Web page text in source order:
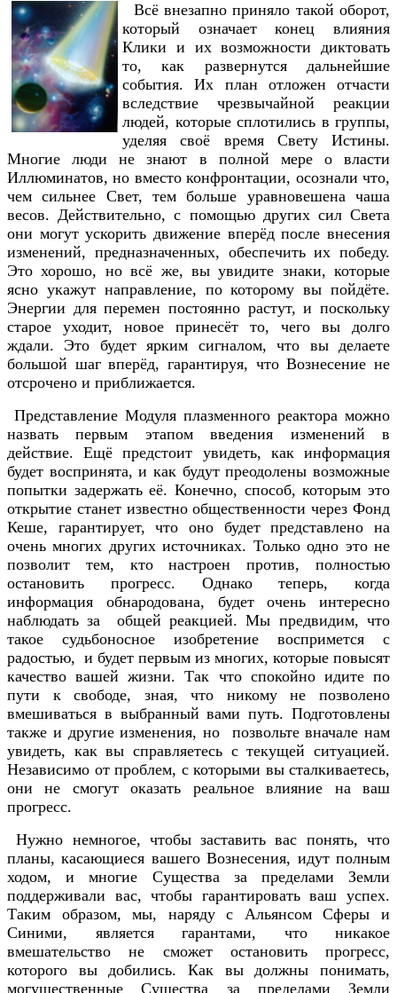
Всё внезапно приняло такой оборот,
который означает конец влияния
Клики и их возможности диктовать
то, как развернутся дальнейшие
события. Их план отложен отчасти
вследствие чрезвычайной реакции
людей, которые сплотились в группы,
уделяя своё время Свету Истины.
Многие люди не знают в полной мере о власти
Иллюминатов, но вместо конфронтации, осознали что,
чем сильнее Свет, тем больше уравновешена чаша
весов. Действительно, с помощью других сил Света
они могут ускорить движение вперёд после внесения
изменений, предназначенных, обеспечить их победу.
Это хорошо, но всё же, вы увидите знаки, которые
ясно укажут направление, по которому вы пойдёте.
Энергии для перемен постоянно растут, и поскольку
старое уходит, новое принесёт то, чего вы долго
ждали. Это будет ярким сигналом, что вы делаете
большой шаг вперёд, гарантируя, что Вознесение не
отсрочено и приближается.
Представление Модуля плазменного реактора можно
назвать первым этапом введения изменений в
действие. Ещё предстоит увидеть, как информация
будет воспринята, и как будут преодолены возможные
попытки задержать её. Конечно, способ, которым это
открытие станет известно общественности через Фонд
Кеше, гарантирует, что оно будет представлено на
очень многих других источниках. Только одно это не
позволит тем, кто настроен против, полностью
остановить прогресс. Однако теперь, когда
информация обнародована, будет очень интересно
наблюдать за общей реакцией. Мы предвидим, что
такое судьбоносное изобретение воспримется с
радостью, и будет первым из многих, которые повысят
качество вашей жизни. Так что спокойно идите по
пути к свободе, зная, что никому не позволено
вмешиваться в выбранный вами путь. Подготовлены
также и другие изменения, но позвольте вначале нам
увидеть, как вы справляетесь с текущей ситуацией.
Независимо от проблем, с которыми вы сталкиваетесь,
они не смогут оказать реальное влияние на ваш
прогресс.
Нужно немногое, чтобы заставить вас понять, что
планы, касающиеся вашего Вознесения, идут полным
ходом, и многие Существа за пределами Земли
поддерживали вас, чтобы гарантировать ваш успех.
Таким образом, мы, наряду с Альянсом Сферы и
Синими, является гарантами, что никакое
вмешательство не сможет остановить прогресс,
которого вы добились. Как вы должны понимать,
могущественные Существа за пределами Земли